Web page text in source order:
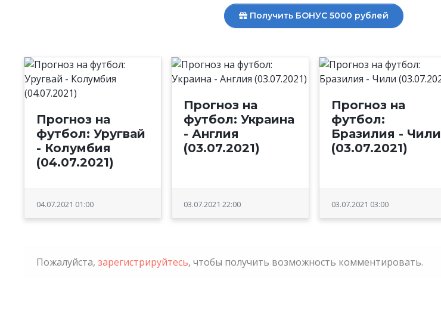
Получить БОНУС 5000 рублей
Прогноз на
футбол: Уругвай
- Колумбия
(04.07.2021)
04.07.2021 01:00
Прогноз на
футбол: Украина
- Англия
(03.07.2021)
03.07.2021 22:00
Прогноз на
футбол:
Бразилия - Чили
(03.07.2021)
03.07.2021 03:00
Пожалуйста, зарегистрируйтесь, чтобы получить возможность комментировать.